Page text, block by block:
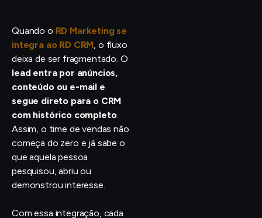
Quando o RD Marketing se
integra ao RD CRM, o fluxo
deixa de ser fragmentado. O
lead entra por anúncios,
conteúdo ou e-mail e
segue direto para o CRM
com histórico completo.
Assim, o time de vendas não
começa do zero e já sabe o
que aquela pessoa
pesquisou, abriu ou
demonstrou interesse.
Com essa integração, cada